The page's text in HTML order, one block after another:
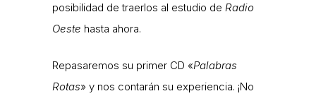
posibilidad de traerlos al estudio de Radio
Oeste hasta ahora.
Repasaremos su primer CD «Palabras
Rotas» y nos contarán su experiencia. ¡No